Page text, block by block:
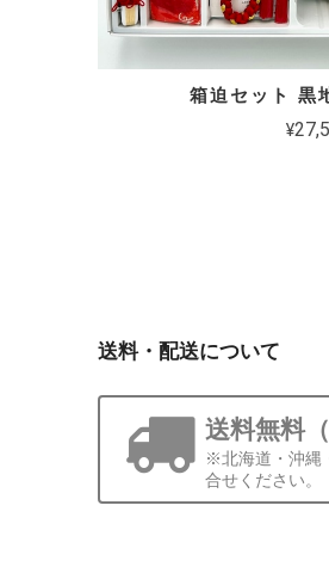
箱迫セット 黒
送料・配送について
送料無料
※北海道・沖縄
合せください。